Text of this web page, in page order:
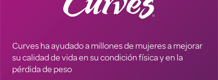
Curves ha ayudado a millones de mujeres a mejorar
su calidad de vida en su condición física y en la
pérdida de peso